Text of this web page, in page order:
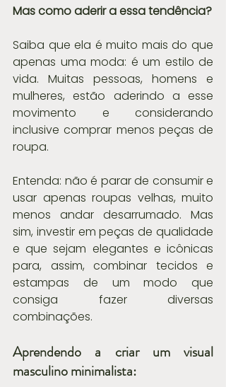
Mas como aderir a essa tendência?
Saiba que ela é muito mais do que
apenas uma moda: é um estilo de
vida. Muitas pessoas, homens e
mulheres, estão aderindo a esse
movimento e considerando
inclusive comprar menos peças de
roupa.
Entenda: não é parar de consumir e
usar apenas roupas velhas, muito
menos andar desarrumado. Mas
sim, investir em peças de qualidade
e que sejam elegantes e icônicas
para, assim, combinar tecidos e
estampas de um modo que
consiga fazer diversas
combinações.
Aprendendo a criar um visual
masculino minimalista: